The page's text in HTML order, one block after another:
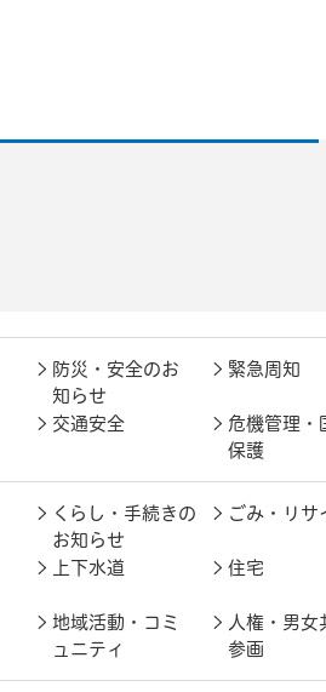
防災・安全のお
知らせ
緊急周知
交通安全
危機管理・
保護
くらし・手続きの
お知らせ
ごみ・リサ
上下水道 住宅
地域活動・コミ
ュニティ
人権・男女
参画